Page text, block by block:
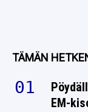
TÄMÄN
EM-